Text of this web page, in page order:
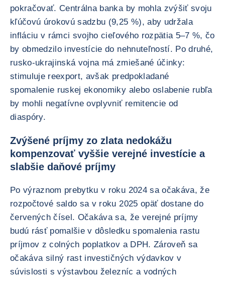
pokračovať. Centrálna banka by mohla zvýšiť svoju
kľúčovú úrokovú sadzbu (9,25 %), aby udržala
infláciu v rámci svojho cieľového rozpätia 5–7 %, čo
by obmedzilo investície do nehnuteľností. Po druhé,
rusko-ukrajinská vojna má zmiešané účinky:
stimuluje reexport, avšak predpokladané
spomalenie ruskej ekonomiky alebo oslabenie rubľa
by mohli negatívne ovplyvniť remitencie od
diaspóry.
Zvýšené príjmy zo zlata nedokážu
kompenzovať vyššie verejné investície a
slabšie daňové príjmy
Po výraznom prebytku v roku 2024 sa očakáva, že
rozpočtové saldo sa v roku 2025 opäť dostane do
červených čísel. Očakáva sa, že verejné príjmy
budú rásť pomalšie v dôsledku spomalenia rastu
príjmov z colných poplatkov a DPH. Zároveň sa
očakáva silný rast investičných výdavkov v
súvislosti s výstavbou železníc a vodných